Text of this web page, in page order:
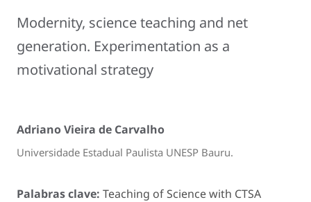
Modernity, science teaching and net
generation. Experimentation as a
motivational strategy
Adriano Vieira de Carvalho
Universidade Estadual Paulista UNESP Bauru.
Palabras clave: Teaching of Science with CTSA